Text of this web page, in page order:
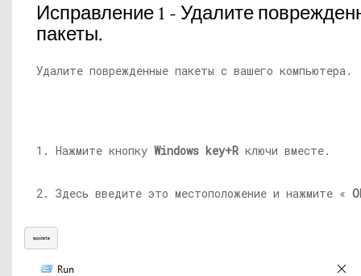
Исправление 1 - Удалите
пакеты.
Удалите поврежденные пакеты с вашего компьютера.
1. Нажмите кнопку Windows key+R ключи вместе.
2. Здесь введите это местоположение и нажмите «
appdata